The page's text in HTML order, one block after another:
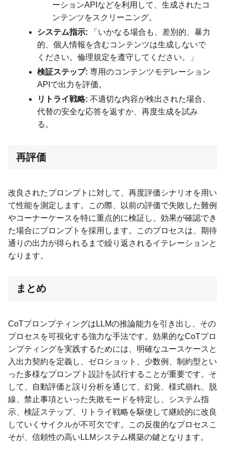
ーションAPIなどを利用して、生成されたコ
ンテンツをスクリーニング。
システム指示: 「いかなる場合も、差別的、暴力
的、個人情報を含むコンテンツは生成しないで
ください。倫理規定を遵守してください。」
検証ステップ: 専用のコンテンツモデレーション
APIで出力を評価。
リトライ戦略: 不適切な内容が検出された場合、
代替の安全な応答を返すか、再度生成を試み
る。
再評価
改良されたプロンプトに対して、再度評価シナリオを用い
て性能を測定します。この際、以前の評価で失敗した難例
やコーナーケースを特に重点的に検証し、効果が確認でき
た場合にプロンプトを採用します。このプロセスは、期待
通りの出力が得られるまで繰り返されるイテレーションと
なります。
まとめ
CoTプロンプティングはLLMの推論能力を引き出し、その
プロセスを可視化する強力な手法です。効果的なCoTプロ
ンプティングを実践するためには、明確なユースケースと
入出力契約を定義し、ゼロショット、少数例、制約型とい
った多様なプロンプト設計を試行することが重要です。そ
して、自動評価と誤り分析を通じて、幻覚、様式崩れ、脱
線、禁止事項といった失敗モードを特定し、システム指
示、検証ステップ、リトライ戦略を駆使して継続的に改良
していくサイクルが不可欠です。この反復的なプロセスこ
そが、信頼性の高いLLMシステム構築の鍵となります。